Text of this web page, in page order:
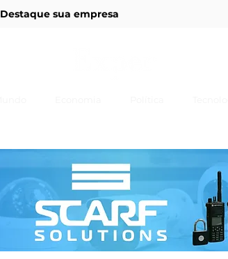
Destaque sua empresa